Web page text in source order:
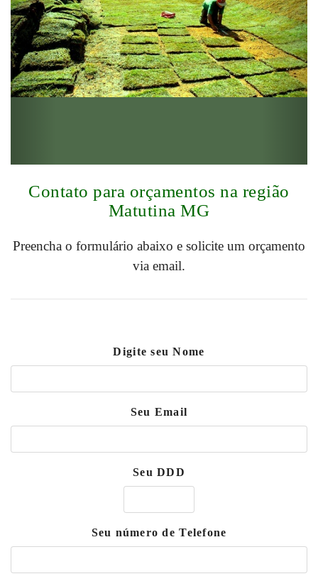
Contato para orçamentos na região
Matutina MG
Preencha o formulário abaixo e solicite um orçamento
via email.
Digite seu Nome
Seu Email
Seu DDD
Seu número de Telefone